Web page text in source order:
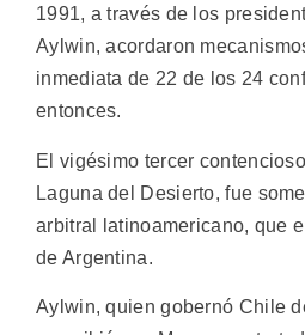
1991, a través de los
Aylwin, acordaron
inmediata de 22 de los 24
entonces.
El vigésimo tercer
Laguna del Desierto, fue
arbitral latinoamericano, que
de Argentina.
Aylwin, quien gobernó Chile